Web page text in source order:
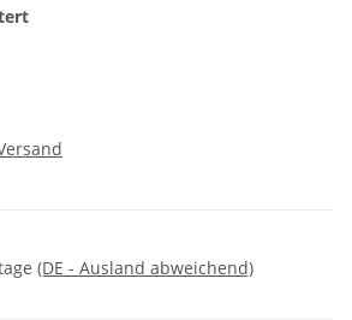
(DE - Ausland abweichend)